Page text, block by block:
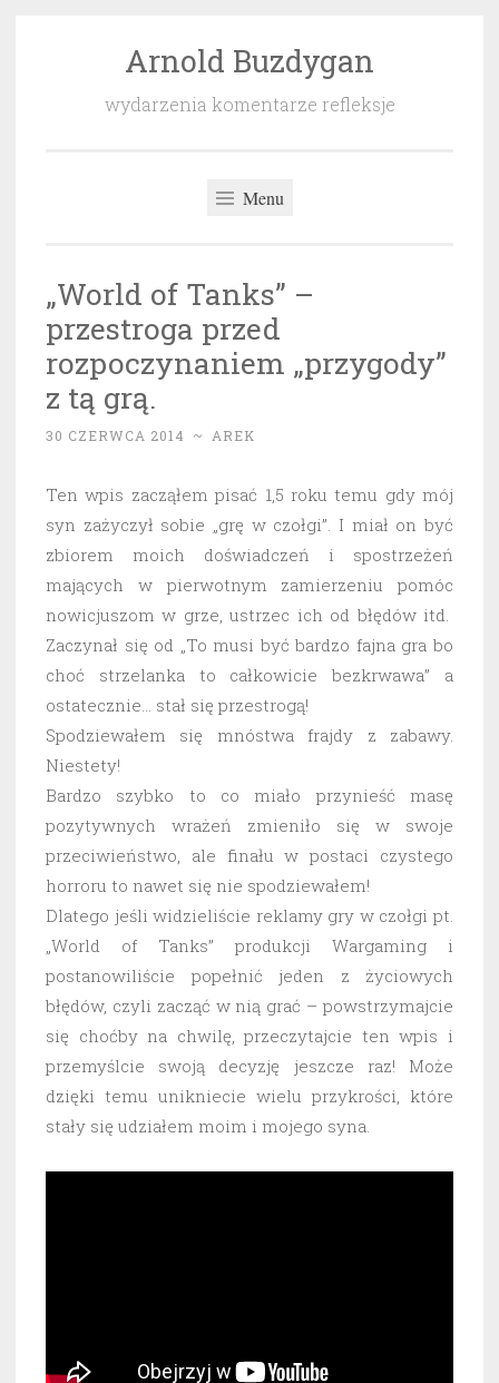
Arnold Buzdygan
wydarzenia komentarze refleksje
Menu
„World of Tanks” –
przestroga przed
rozpoczynaniem „przygody”
z tą grą.
30 CZERWCA 2014 ~ AREK
Ten wpis zacząłem pisać 1,5 roku temu gdy mój
syn zażyczył sobie „grę w czołgi”. I miał on być
zbiorem moich doświadczeń i spostrzeżeń
mających w pierwotnym zamierzeniu pomóc
nowicjuszom w grze, ustrzec ich od błędów itd.
Zaczynał się od „To musi być bardzo fajna gra bo
choć strzelanka to całkowicie bezkrwawa” a
ostatecznie… stał się przestrogą!
Spodziewałem się mnóstwa frajdy z zabawy.
Niestety!
Bardzo szybko to co miało przynieść masę
pozytywnych wrażeń zmieniło się w swoje
przeciwieństwo, ale finału w postaci czystego
horroru to nawet się nie spodziewałem!
Dlatego jeśli widzieliście reklamy gry w czołgi pt.
„World of Tanks” produkcji Wargaming i
postanowiliście popełnić jeden z życiowych
błędów, czyli zacząć w nią grać – powstrzymajcie
się choćby na chwilę, przeczytajcie ten wpis i
przemyślcie swoją decyzję jeszcze raz! Może
dzięki temu unikniecie wielu przykrości, które
stały się udziałem moim i mojego syna.